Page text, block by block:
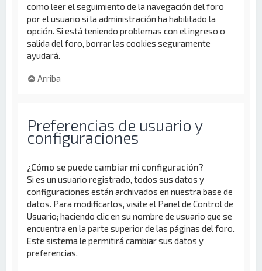
como leer el seguimiento de la navegación del foro
por el usuario si la administración ha habilitado la
opción. Si está teniendo problemas con el ingreso o
salida del foro, borrar las cookies seguramente
ayudará.
Arriba
Preferencias de usuario y
configuraciones
¿Cómo se puede cambiar mi configuración?
Si es un usuario registrado, todos sus datos y
configuraciones están archivados en nuestra base de
datos. Para modificarlos, visite el Panel de Control de
Usuario; haciendo clic en su nombre de usuario que se
encuentra en la parte superior de las páginas del foro.
Este sistema le permitirá cambiar sus datos y
preferencias.